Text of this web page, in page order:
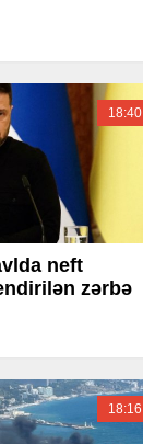
18:40
neft
zərbə
18:16